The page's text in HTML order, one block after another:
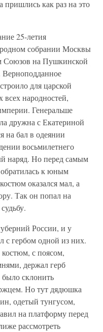
как раз на это
25-летия
собрании Москвы
на Пушкинской
Верноподданное
для царской
всех народностей,
Генеральше
дружна с Екатериной
на бал в одеянии
восьмилетнего
наряд. Но перед самым
к юным
оказался мал, а
Так он попал на
России, и у
с гербом одной из них.
с поясом,
держал герб
склонить
Но тут дядюшка
одетый тунгусом,
на платформу перед
рассмотреть